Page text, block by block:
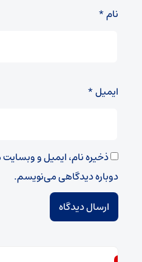
نام*
ایمیل*
ذخیره نام، ایمیل و وبسایت
دوباره دیدگاهی می‌نویسم.